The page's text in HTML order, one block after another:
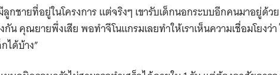
ลูกชายที่อยู่ในโครงการ แต่จริงๆ เขารับเด็กนอกระบบอีกคนมาอยู่ด้ว
น คุณยายพึ่งเสีย พอทำจีโนแกรมเลยทำให้เราเห็นความเชื่อมโยงว่
ได้บ้าง”